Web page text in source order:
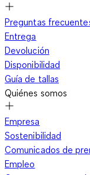
Preguntas
Entrega
Devolución
Disponibilidad
Guía de tallas
Quiénes somos
Empresa
Sostenibilidad
Comunicados de
Empleo